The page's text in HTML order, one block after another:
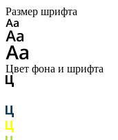
Размер шрифта
Цвет фона и шрифта